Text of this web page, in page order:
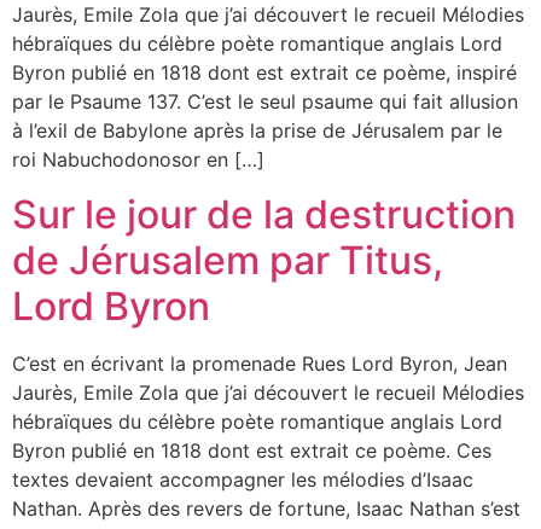
Jaurès, Emile Zola que j’ai découvert le recueil Mélodies
hébraïques du célèbre poète romantique anglais Lord
Byron publié en 1818 dont est extrait ce poème, inspiré
par le Psaume 137. C’est le seul psaume qui fait allusion
à l’exil de Babylone après la prise de Jérusalem par le
roi Nabuchodonosor en […]
Sur le jour de la destruction
de Jérusalem par Titus,
Lord Byron
C’est en écrivant la promenade Rues Lord Byron, Jean
Jaurès, Emile Zola que j’ai découvert le recueil Mélodies
hébraïques du célèbre poète romantique anglais Lord
Byron publié en 1818 dont est extrait ce poème. Ces
textes devaient accompagner les mélodies d’Isaac
Nathan. Après des revers de fortune, Isaac Nathan s’est